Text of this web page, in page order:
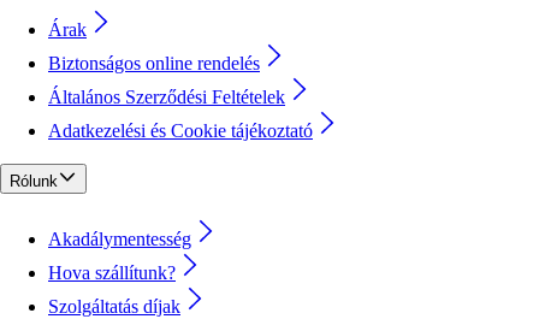
Árak
Biztonságos online rendelés
Általános Szerződési Feltételek
Adatkezelési és Cookie tájékoztató
Rólunk
Akadálymentesség
Hova szállítunk?
Szolgáltatás díjak